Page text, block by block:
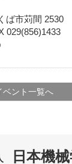
ば市苅間 2530
029(856)1433
ベント一覧へ
日本機